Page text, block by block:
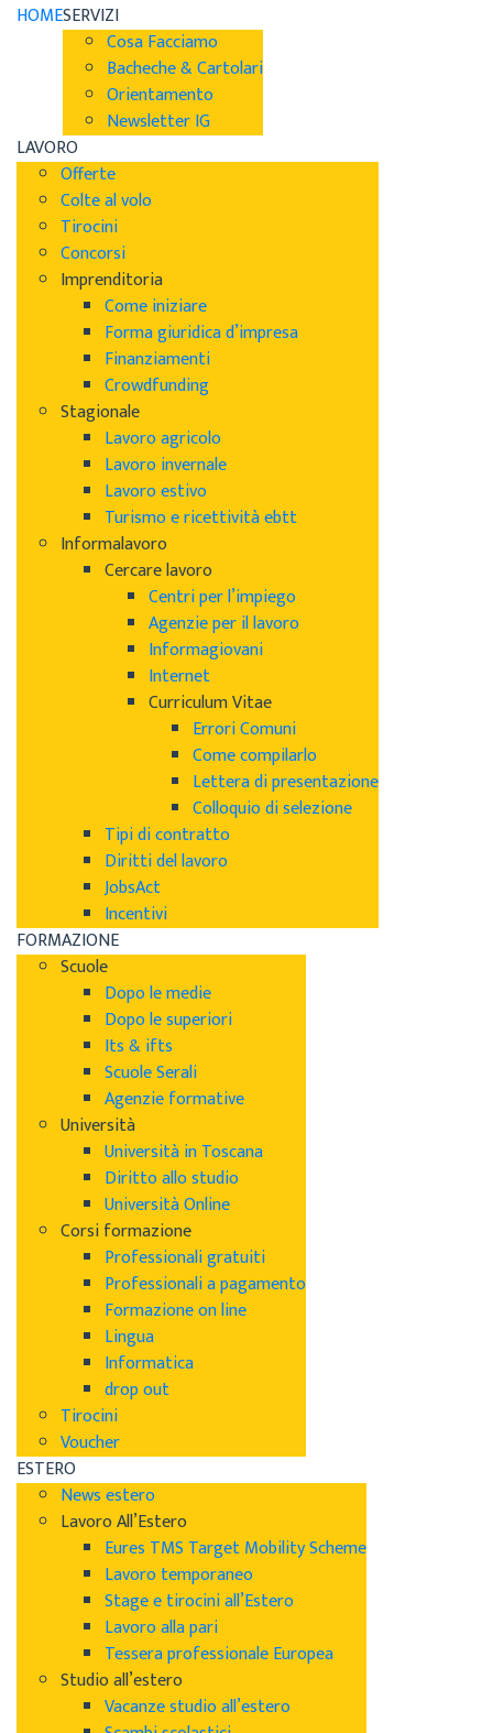
HOMESERVIZI
Cosa Facciamo
Bacheche & Cartolari
Orientamento
Newsletter IG
LAVORO
Offerte
Colte al volo
Tirocini
Concorsi
Imprenditoria
Come iniziare
Forma giuridica d’impresa
Finanziamenti
Crowdfunding
Stagionale
Lavoro agricolo
Lavoro invernale
Lavoro estivo
Turismo e ricettività ebtt
Informalavoro
Cercare lavoro
Centri per l’impiego
Agenzie per il lavoro
Informagiovani
Internet
Curriculum Vitae
Errori Comuni
Come compilarlo
Lettera di presentazione
Colloquio di selezione
Tipi di contratto
Diritti del lavoro
JobsAct
Incentivi
FORMAZIONE
Scuole
Dopo le medie
Dopo le superiori
Its & ifts
Scuole Serali
Agenzie formative
Università
Università in Toscana
Diritto allo studio
Università Online
Corsi formazione
Professionali gratuiti
Professionali a pagamento
Formazione on line
Lingua
Informatica
drop out
Tirocini
Voucher
ESTERO
News estero
Lavoro All’Estero
Eures TMS Target Mobility Scheme
Lavoro temporaneo
Stage e tirocini all’Estero
Lavoro alla pari
Tessera professionale Europea
Studio all’estero
Vacanze studio all’estero